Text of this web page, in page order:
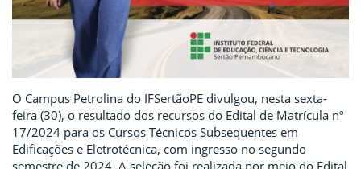
O Campus Petrolina do IFSertãoPE divulgou, nesta sexta-
feira (30), o resultado dos recursos do Edital de Matrícula nº
17/2024 para os Cursos Técnicos Subsequentes em
Edificações e Eletrotécnica, com ingresso no segundo
semestre de 2024. A seleção foi realizada por meio do Edital